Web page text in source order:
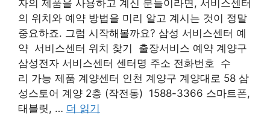
자의 제품을 사용하고 계신 분들이라면, 서비스센터
의 위치와 예약 방법을 미리 알고 계시는 것이 정말
중요하죠. 그럼 시작해볼까요? 삼성 서비스센터 예
약 서비스센터 위치 찾기 출장서비스 예약 계양구
삼성전자 서비스센터 센터명 주소 전화번호 수
리 가능 제품 계양센터 인천 계양구 계양대로 58 삼
성스토어 계양 2층 (작전동) 1588-3366 스마트폰,
태블릿, … 더 읽기